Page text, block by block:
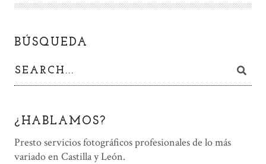
BÚSQUEDA
¿HABLAMOS?
Presto servicios fotográficos profesionales de lo más
variado en Castilla y León.